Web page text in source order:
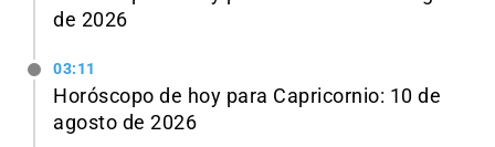
de 2026
03:11
Horóscopo de hoy para Capricornio: 10 de
agosto de 2026